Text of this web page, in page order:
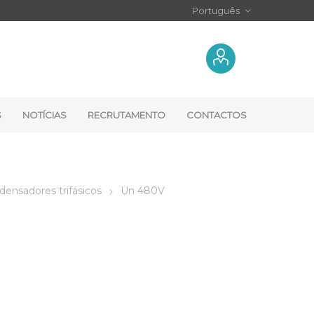
NOTÍCIAS RECRUTAMENTO CONTACTOS
trifásicos Un 480V